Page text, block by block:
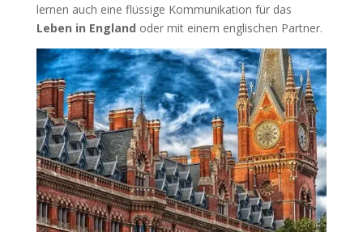
lernen auch eine flüssige Kommunikation für das
Leben in England oder mit einem englischen Partner.